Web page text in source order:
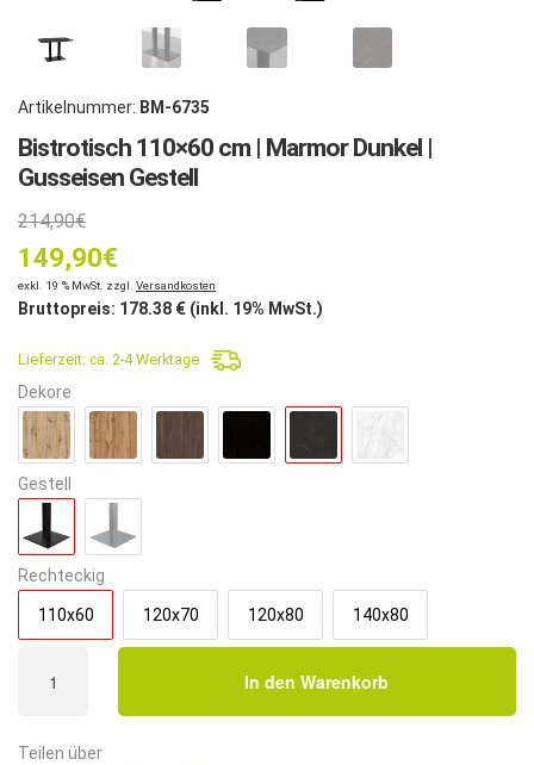
Artikelnummer: BM-6735
Bistrotisch 110×60 cm | Marmor Dunkel |
Gusseisen Gestell
214,90€Ursprünglicher
Preis
war:
214,90€
149,90€
Aktueller
Preis
ist:
149,90€.
exkl. 19 % MwSt. zzgl. Versandkosten
Bruttopreis: 178.38 € (inkl. 19% MwSt.)
Lieferzeit: ca. 2-4 Werktage
Dekore
Gestell
Rechteckig
110x60 120x70 120x80 140x80
110x60
|
In den Warenkorb
Teilen über